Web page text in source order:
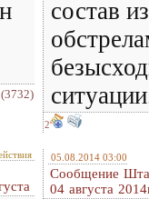
(3732)
состав
2
05.08.2014 03:00
Сообщение
04 августа